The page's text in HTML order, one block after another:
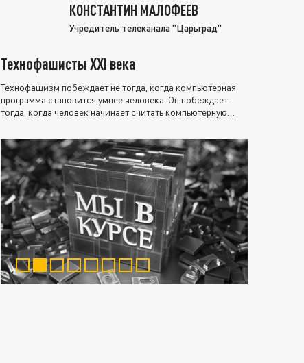
КОНСТАНТИН МАЛОФЕЕВ
Учредитель телеканала "Царьград"
Технофашисты XXI века
Технофашизм побеждает не тогда, когда компьютерная
программа становится умнее человека. Он побеждает
тогда, когда человек начинает считать компьютерную